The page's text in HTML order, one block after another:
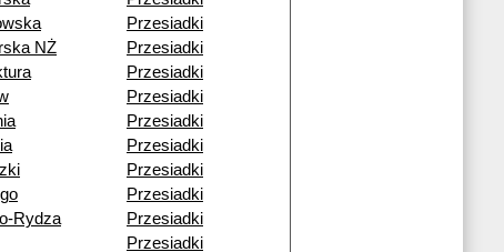
Przesiadki
NŻ
Przesiadki
Przesiadki
Przesiadki
Przesiadki
Przesiadki
Przesiadki
Przesiadki
Rydza
Przesiadki
Przesiadki